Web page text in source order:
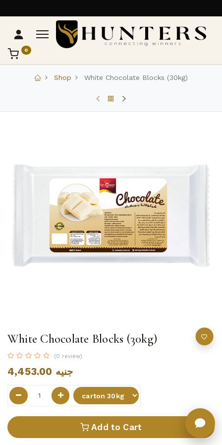
0
Shop White Chocolate Blocks (30kg)
White Chocolate Blocks (30kg)
(0 review)
4,453.00 جنيه
Add to Cart
تواصل مع Hunters
عادةً بنرد في دقائق